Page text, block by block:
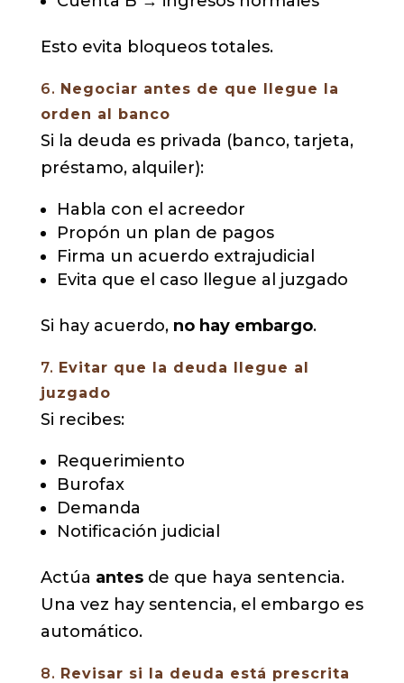
Esto evita bloqueos totales.
6. Negociar antes de que llegue la
orden al banco
Si la deuda es privada (banco, tarjeta,
préstamo, alquiler):
Habla con el acreedor
Propón un plan de pagos
Firma un acuerdo extrajudicial
Evita que el caso llegue al juzgado
Si hay acuerdo, no hay embargo.
7. Evitar que la deuda llegue al
juzgado
Si recibes:
Requerimiento
Burofax
Demanda
Notificación judicial
Actúa antesde que haya sentencia.
Una vez hay sentencia, el embargo es
automático.
8. Revisar si la deuda está prescrita